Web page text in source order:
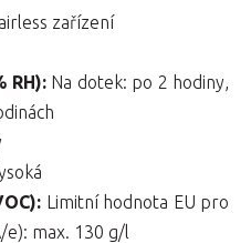
zařízení
RH):Na dotek: po 2 hodiny,
Limitní hodnota EU pro
e): max. 130 g/l